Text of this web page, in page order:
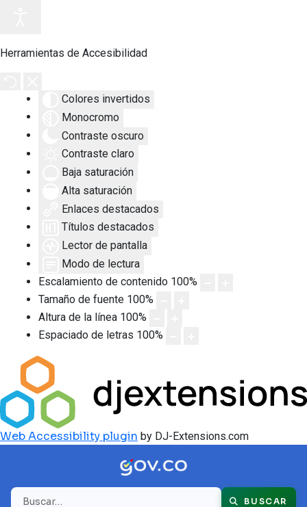
Herramientas de Accesibilidad
Colores invertidos
Monocromo
Contraste oscuro
Contraste claro
Baja saturación
Alta saturación
Enlaces destacados
Títulos destacados
Lector de pantalla
Modo de lectura
Escalamiento de contenido 100%
Tamaño de fuente 100%
Altura de la línea 100%
Espaciado de letras 100%
Web Accessibility plugin by DJ-Extensions.com
Buscar BUSCAR